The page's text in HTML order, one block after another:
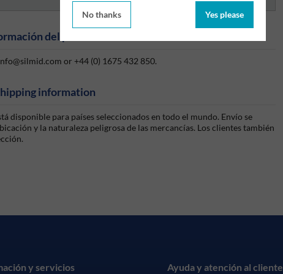
No thanks Yes please
del producto
or +44 (0) 1675 432 850.
information
disponible para países seleccionados en todo el mundo. Envío se
y la naturaleza peligrosa de las mercancías. Los clientes también
y servicios Ayuda y atención al cliente